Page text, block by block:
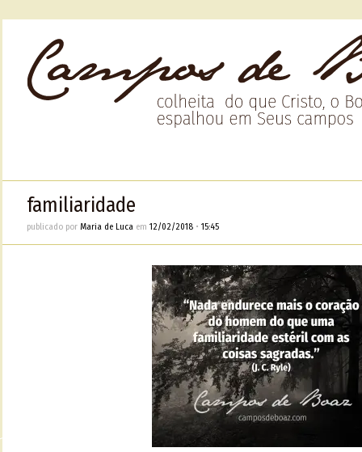
familiaridade
publicado por Maria de Lucaem 12/02/2018• 15:45